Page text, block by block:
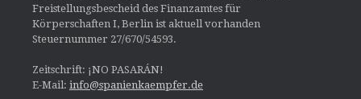
Freistellungsbescheid des Finanzamtes für
Körperschaften I, Berlin ist aktuell vorhanden
Steuernummer 27/670/54593.
Zeitschrift: ¡NO PASARÁN!
E-Mail: info@spanienkaempfer.de